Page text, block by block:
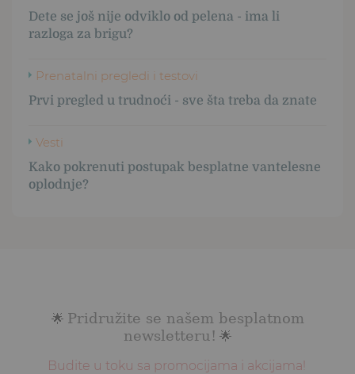
Dete se još nije odviklo od pelena - ima li
razloga za brigu?
Prenatalni pregledi i testovi
Prvi pregled u trudnoći - sve šta treba da znate
Vesti
Kako pokrenuti postupak besplatne vantelesne
oplodnje?
🌟 Pridružite se našem besplatnom
newsletteru! 🌟
Budite u toku sa promocijama i akcijama!